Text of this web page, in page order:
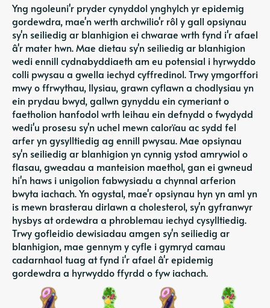
Yng ngoleuni'r pryder cynyddol ynghylch yr epidemig
gordewdra, mae'n werth archwilio'r rôl y gall opsiynau
sy'n seiliedig ar blanhigion ei chwarae wrth fynd i'r afael
â'r mater hwn. Mae dietau sy'n seiliedig ar blanhigion
wedi ennill cydnabyddiaeth am eu potensial i hyrwyddo
colli pwysau a gwella iechyd cyffredinol. Trwy ymgorffori
mwy o ffrwythau, llysiau, grawn cyflawn a chodlysiau yn
ein prydau bwyd, gallwn gynyddu ein cymeriant o
faetholion hanfodol wrth leihau ein defnydd o fwydydd
wedi'u prosesu sy'n uchel mewn calorïau ac sydd fel
arfer yn gysylltiedig ag ennill pwysau. Mae opsiynau
sy'n seiliedig ar blanhigion yn cynnig ystod amrywiol o
flasau, gweadau a manteision maethol, gan ei gwneud
hi'n haws i unigolion fabwysiadu a chynnal arferion
bwyta iachach. Yn ogystal, mae'r opsiynau hyn yn aml yn
is mewn brasterau dirlawn a cholesterol, sy'n gyfranwyr
hysbys at ordewdra a phroblemau iechyd cysylltiedig.
Trwy gofleidio dewisiadau amgen sy'n seiliedig ar
blanhigion, mae gennym y cyfle i gymryd camau
cadarnhaol tuag at fynd i'r afael â'r epidemig
gordewdra a hyrwyddo ffyrdd o fyw iachach.